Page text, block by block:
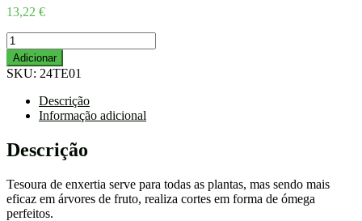
13,22 €
Quantidade
de
TESOURA
ENXERTIA
Adicionar
SKU: 24TE01
Descrição
Informação adicional
Descrição
Tesoura de enxertia serve para todas as plantas, mas sendo mais
eficaz em árvores de fruto, realiza cortes em forma de ómega
perfeitos.